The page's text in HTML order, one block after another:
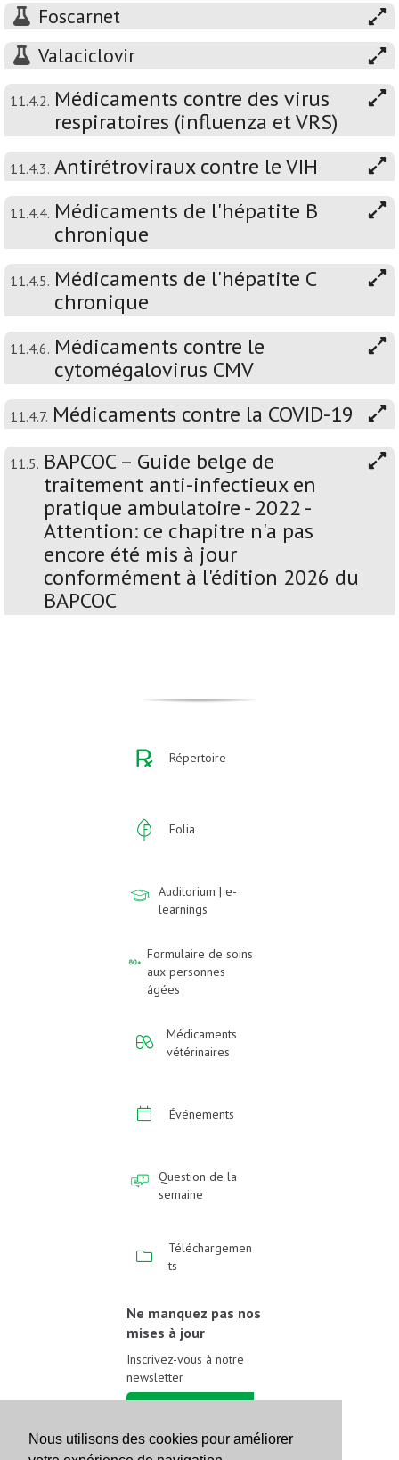
Nous utilisons des cookies pour améliorer
Foscarnet
Valaciclovir
11.4.2. Médicaments contre des virus
respiratoires (influenza et VRS)
11.4.3. Antirétroviraux contre le VIH
11.4.4. Médicaments de l'hépatite B
chronique
11.4.5. Médicaments de l'hépatite C
chronique
11.4.6. Médicaments contre le
cytomégalovirus CMV
11.4.7. Médicaments contre la COVID-19
11.5. BAPCOC – Guide belge de
traitement anti-infectieux en
pratique ambulatoire - 2022 -
Attention: ce chapitre n'a pas
encore été mis à jour
conformément à l'édition 2026 du
BAPCOC
Répertoire
Folia
Auditorium | e-
learnings
Formulaire de soins
aux personnes
âgées
Médicaments
vétérinaires
Événements
Question de la
semaine
Téléchargemen
ts
Ne manquez pas nos
mises à jour
Inscrivez-vous à notre
newsletter